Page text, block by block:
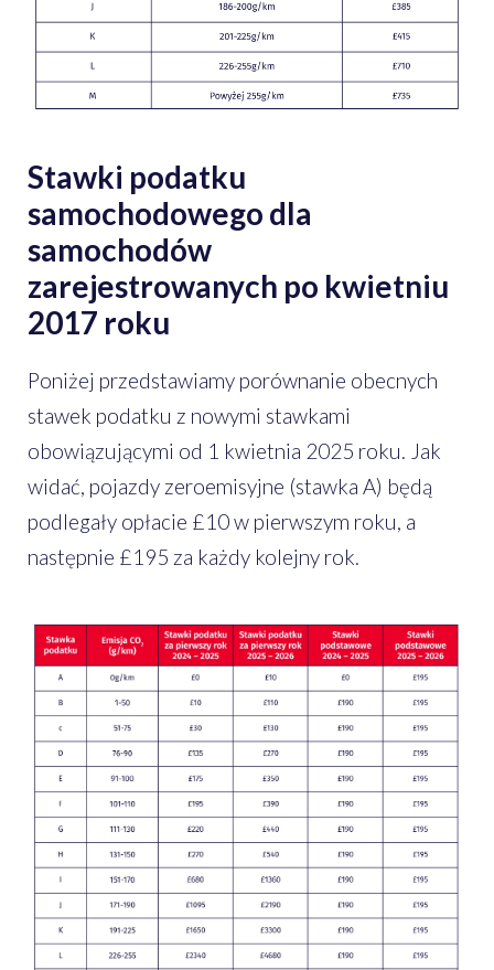
Stawki podatku
samochodowego dla
samochodów
zarejestrowanych po kwietniu
2017 roku
Poniżej przedstawiamy porównanie obecnych
stawek podatku z nowymi stawkami
obowiązującymi od 1 kwietnia 2025 roku. Jak
widać, pojazdy zeroemisyjne (stawka A) będą
podlegały opłacie £10 w pierwszym roku, a
następnie £195 za każdy kolejny rok.